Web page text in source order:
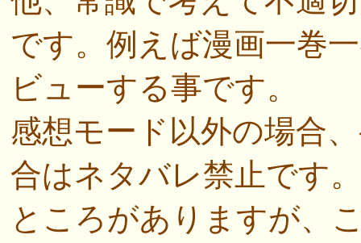
です。例えば漫画一巻
ビューする事です。
感想モード以外の場合
合はネタバレ禁止です
ところがありますが、